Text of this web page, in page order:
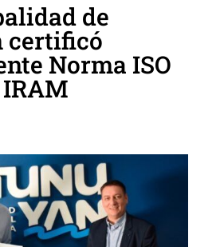
de
certificó
Norma ISO